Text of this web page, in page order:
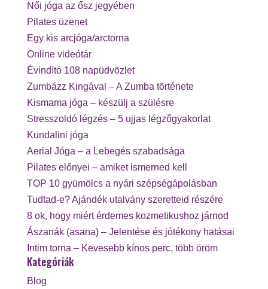
Női jóga az ősz jegyében
Pilates üzenet
Egy kis arcjóga/arctorna
Online videótár
Évindító 108 napüdvözlet
Zumbázz Kingával – A Zumba története
Kismama jóga – készülj a szülésre
Stresszoldó légzés – 5 ujjas légzőgyakorlat
Kundalini jóga
Aerial Jóga – a Lebegés szabadsága
Pilates előnyei – amiket ismerned kell
TOP 10 gyümölcs a nyári szépségápolásban
Tudtad-e? Ajándék utalvány szeretteid részére
8 ok, hogy miért érdemes kozmetikushoz járnod
Ászanák (asana) – Jelentése és jótékony hatásai
Intim torna – Kevesebb kínos perc, több öröm
Kategóriák
Blog